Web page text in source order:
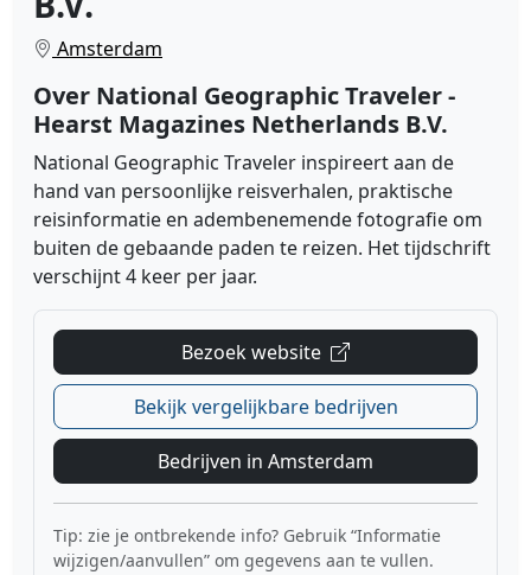
Amsterdam
Over National Geographic Traveler -
Hearst Magazines Netherlands B.V.
National Geographic Traveler inspireert aan de
hand van persoonlijke reisverhalen, praktische
reisinformatie en adembenemende fotografie om
buiten de gebaande paden te reizen. Het tijdschrift
verschijnt 4 keer per jaar.
Bezoek website
Bekijk vergelijkbare bedrijven
Bedrijven in Amsterdam
Tip: zie je ontbrekende info? Gebruik “Informatie
wijzigen/aanvullen” om gegevens aan te vullen.